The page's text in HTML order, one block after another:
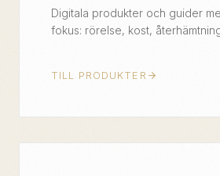
Digitala produkter och guider
fokus: rörelse, kost,
TILL PRODUKTER